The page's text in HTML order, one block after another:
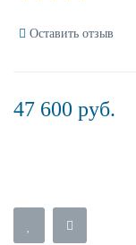
Оставить отзыв
47 600 руб.